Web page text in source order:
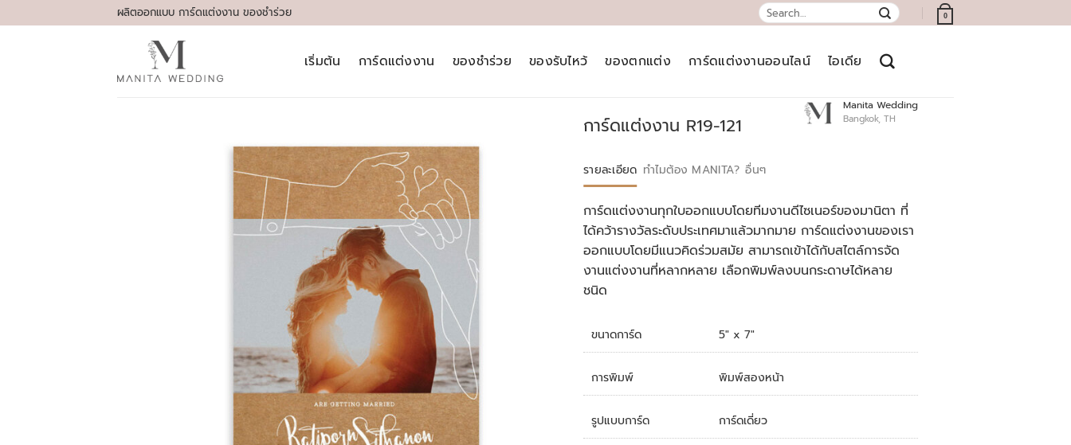
to
ผลิตออกแบบ การ์ดแต่งงาน ของชำร่วย
Search
for:
0
เริ่มต้น การ์ดแต่งงาน ของชำร่วย ของรับไหว้ ของตกแต่ง การ์ดแต่งงานออนไลน์ ไอเดีย
การ์ดแต่งงาน R19-121
Manita Wedding
Bangkok, TH
รายละเอียด ทำไมต้อง MANITA? อื่นๆ
การ์ดแต่งงานทุกใบออกแบบโดยทีมงานดีไซเนอร์ของมานิตา ที่
ได้คว้ารางวัลระดับประเทศมาแล้วมากมาย การ์ดแต่งงานของเรา
ออกแบบโดยมีแนวคิดร่วมสมัย สามารถเข้าได้กับสไตล์การจัด
งานแต่งงานที่หลากหลาย เลือกพิมพ์ลงบนกระดาษได้หลาย
ชนิด
ขนาดการ์ด 5" x 7"
การพิมพ์ พิมพ์สองหน้า
รูปแบบการ์ด การ์ดเดี่ยว